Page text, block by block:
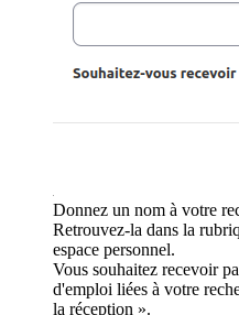
Donnez un nom à votre
Retrouvez-la dans la
espace personnel.
Vous souhaitez recevoir
d'emploi liées à votre
la réception ».